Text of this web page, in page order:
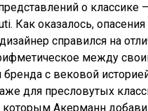
о классике
Как оказалось,
справился на
между
с вековой
для пресловутых
Акерманн